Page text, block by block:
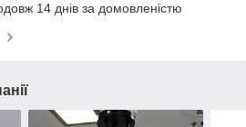
14 днів за домовленістю